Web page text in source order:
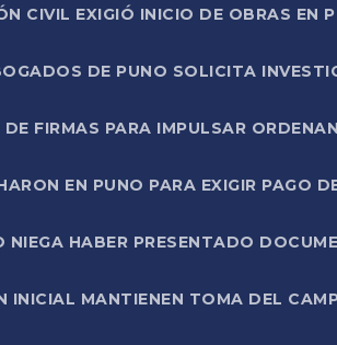
CIVIL EXIGIÓ INICIO DE OBRAS EN
DE PUNO SOLICITA
FIRMAS PARA IMPULSAR
EN PUNO PARA EXIGIR PAGO
NIEGA HABER PRESENTADO
INICIAL MANTIENEN TOMA DEL